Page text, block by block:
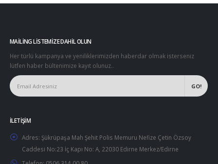
MAILING LISTEMIZE DAHIL OLUN
Her türlü kampanya ve yeniliklerimizden haberdar olmak isterseniz
lütfen haber bültenimize kayıt olunuz..
İLETIŞIM
Adres: Şükrüpaşa Mah Şehit Polis Memuru Nefize Çetin Özsoy
Caddesi No:23 İç Kapı No: A, 22030 Edirne Merkez/Edirne